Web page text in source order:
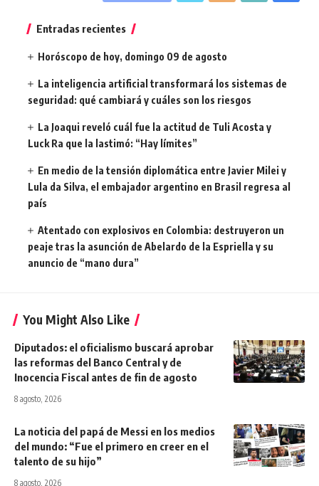
Entradas recientes
Horóscopo de hoy, domingo 09 de agosto
La inteligencia artificial transformará los sistemas de
seguridad: qué cambiará y cuáles son los riesgos
La Joaqui reveló cuál fue la actitud de Tuli Acosta y
Luck Ra que la lastimó: “Hay límites”
En medio de la tensión diplomática entre Javier Milei y
Lula da Silva, el embajador argentino en Brasil regresa al
país
Atentado con explosivos en Colombia: destruyeron un
peaje tras la asunción de Abelardo de la Espriella y su
anuncio de “mano dura”
You Might Also Like
Diputados: el oficialismo buscará aprobar
las reformas del Banco Central y de
Inocencia Fiscal antes de fin de agosto
8 agosto, 2026
La noticia del papá de Messi en los medios
del mundo: “Fue el primero en creer en el
talento de su hijo”
8 agosto, 2026